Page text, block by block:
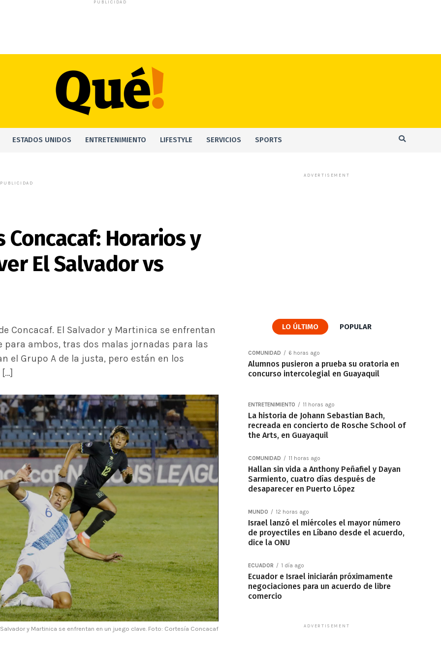
PUBLICIDAD
ESTADOS UNIDOS ENTRETENIMIENTO LIFESTYLE SERVICIOS SPORTS
PUBLICIDAD
Concacaf: Horarios y
El Salvador vs
Concacaf. El Salvador y Martinica se enfrentan
ambos, tras dos malas jornadas para las
el Grupo A de la justa, pero están en los
y Martinica se enfrentan en un juego clave. Foto: Cortesía Concacaf
ADVERTISEMENT
LO ÚLTIMO POPULAR
COMUNIDAD 6 horas ago
Alumnos pusieron a prueba su oratoria en
concurso intercolegial en Guayaquil
ENTRETENIMIENTO 11 horas ago
La historia de Johann Sebastian Bach,
recreada en concierto de Rosche School of
the Arts, en Guayaquil
COMUNIDAD 11 horas ago
Hallan sin vida a Anthony Peñafiel y Dayan
Sarmiento, cuatro días después de
desaparecer en Puerto López
MUNDO 12 horas ago
Israel lanzó el miércoles el mayor número
de proyectiles en Líbano desde el acuerdo,
dice la ONU
ECUADOR 1 día ago
Ecuador e Israel iniciarán próximamente
negociaciones para un acuerdo de libre
comercio
ADVERTISEMENT